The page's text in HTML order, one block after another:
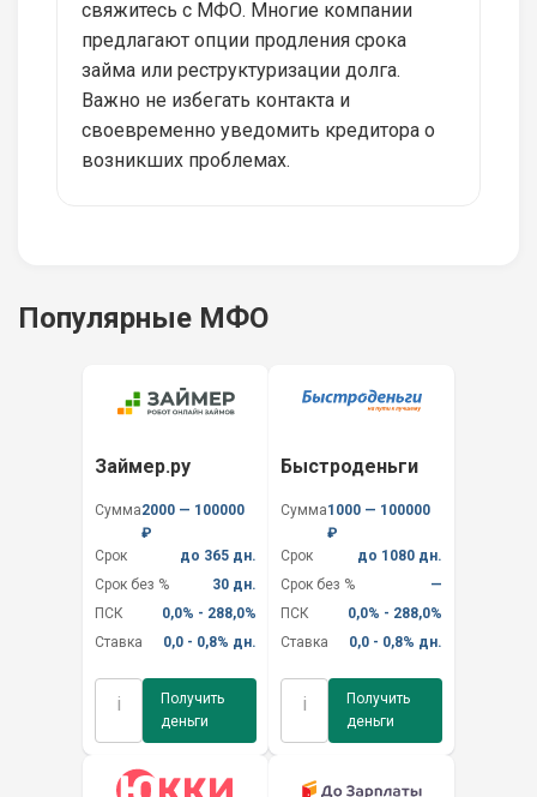
свяжитесь с МФО. Многие компании
предлагают опции продления срока
займа или реструктуризации долга.
Важно не избегать контакта и
своевременно уведомить кредитора о
возникших проблемах.
Популярные МФО
Займер.ру
Сумма2000 — 100000
₽
Срок
до 365 дн.
Срок без %
30 дн.
ПСК
0,0% - 288,0%
Ставка
0,0 - 0,8% дн.
i
Получить
деньги
Быстроденьги
Сумма1000 — 100000
₽
Срок
до 1080 дн.
Срок без %
—
ПСК
0,0% - 288,0%
Ставка
0,0 - 0,8% дн.
i
Получить
деньги